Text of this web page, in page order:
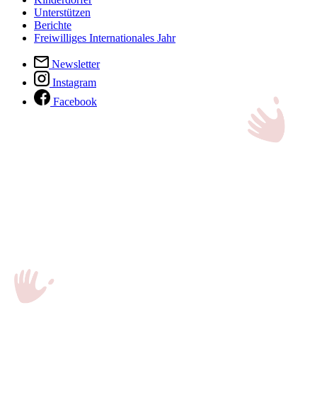
Unterstützen
Berichte
Freiwilliges Internationales Jahr
Newsletter
Instagram
Facebook